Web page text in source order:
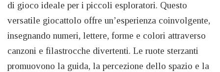
di gioco ideale per i piccoli esploratori. Questo
versatile giocattolo offre un’esperienza coinvolgente,
insegnando numeri, lettere, forme e colori attraverso
canzoni e filastrocche divertenti. Le ruote sterzanti
promuovono la guida, la percezione dello spazio e la